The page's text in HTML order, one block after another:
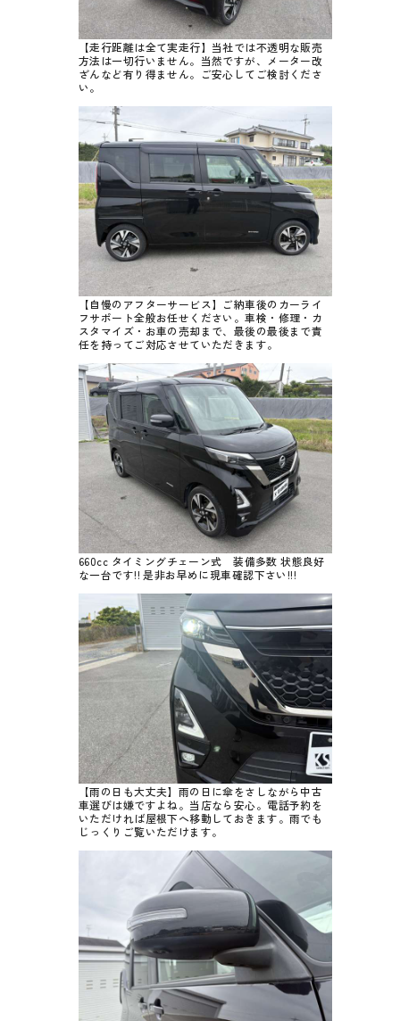
【走行距離は全て実走行】当社では不透明な販売
方法は一切行いません。当然ですが、メーター改
ざんなど有り得ません。ご安心してご検討くださ
い。
【自慢のアフターサービス】ご納車後のカーライ
フサポート全般お任せください。車検・修理・カ
スタマイズ・お車の売却まで、最後の最後まで責
任を持ってご対応させていただきます。
660cc タイミングチェーン式 装備多数 状態良好
な一台です!! 是非お早めに現車確認下さい!!!
【雨の日も大丈夫】雨の日に傘をさしながら中古
車選びは嫌ですよね。当店なら安心。電話予約を
いただければ屋根下へ移動しておきます。雨でも
じっくりご覧いただけます。